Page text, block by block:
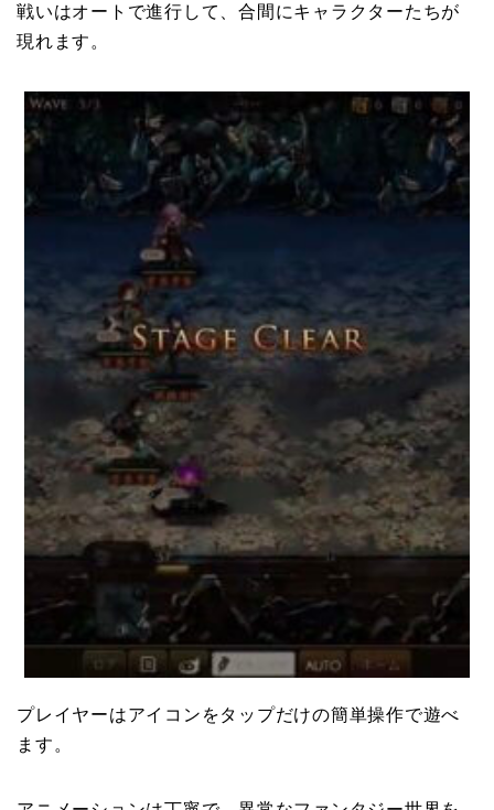
戦いはオートで進行して、合間にキャラクターたちが
現れます。
プレイヤーはアイコンをタップだけの簡単操作で遊べ
ます。